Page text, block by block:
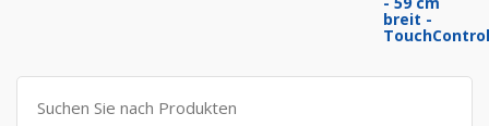
799,00 €309,00 €.
Suche
nach: